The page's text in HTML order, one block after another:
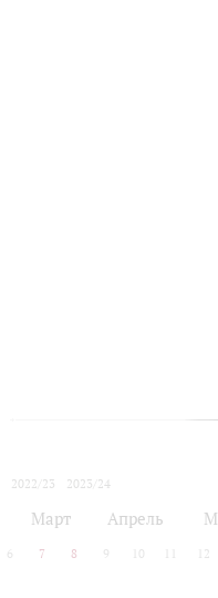
2022/23
2023/24
Март Апрель
6 7 8 9 10 12